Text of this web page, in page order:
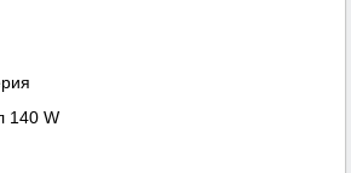
140 W